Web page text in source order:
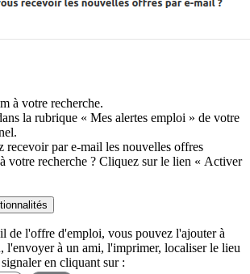
à votre recherche.
la rubrique « Mes alertes emploi » de votre
recevoir par e-mail les nouvelles offres
votre recherche ? Cliquez sur le lien « Activer
de l'offre d'emploi, vous pouvez l'ajouter à
l'envoyer à un ami, l'imprimer, localiser le lieu
en cliquant sur :